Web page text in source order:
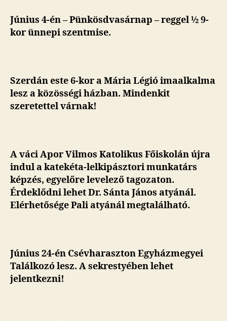
Június 4-én – Pünkösdvasárnap – reggel ½ 9-
kor ünnepi szentmise.
Szerdán este 6-kor a Mária Légió imaalkalma
lesz a közösségi házban. Mindenkit
szeretettel várnak!
A váci Apor Vilmos Katolikus Főiskolán újra
indul a katekéta-lelkipásztori munkatárs
képzés, egyelőre levelező tagozaton.
Érdeklődni lehet Dr. Sánta János atyánál.
Elérhetősége Pali atyánál megtalálható.
Június 24-én Csévharaszton Egyházmegyei
Találkozó lesz. A sekrestyében lehet
jelentkezni!